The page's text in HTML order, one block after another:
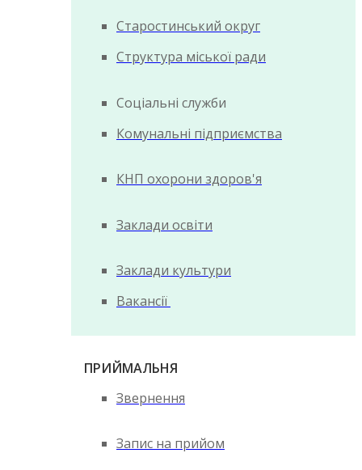
Старостинський округ
Структура міської ради
Соціальні служби
Комунальні підприємства
КНП охорони здоров'я
Заклади освіти
Заклади культури
Вакансії
ПРИЙМАЛЬНЯ
Звернення
Запис на прийом